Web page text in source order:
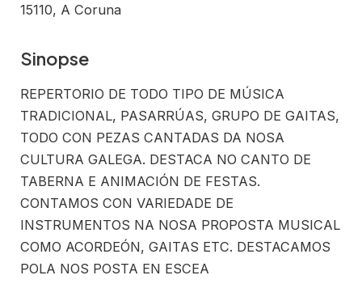
15110, A Coruna
Sinopse
REPERTORIO DE TODO TIPO DE MÚSICA
TRADICIONAL, PASARRÚAS, GRUPO DE GAITAS,
TODO CON PEZAS CANTADAS DA NOSA
CULTURA GALEGA. DESTACA NO CANTO DE
TABERNA E ANIMACIÓN DE FESTAS.
CONTAMOS CON VARIEDADE DE
INSTRUMENTOS NA NOSA PROPOSTA MUSICAL
COMO ACORDEÓN, GAITAS ETC. DESTACAMOS
POLA NOS POSTA EN ESCEA